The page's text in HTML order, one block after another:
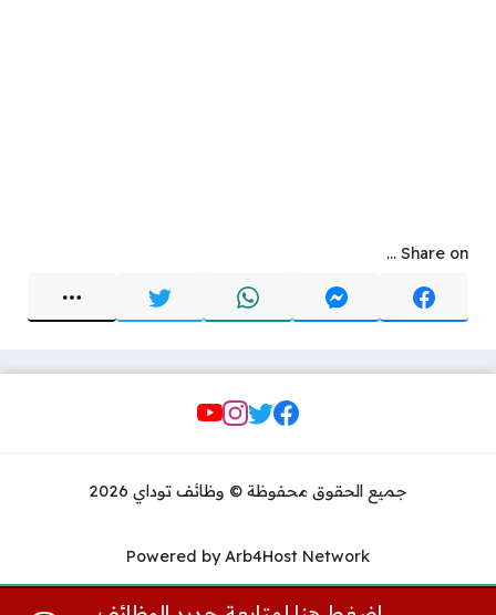
Share on ...
Social Links
جميع الحقوق محفوظة © وظائف توداي 2026
Powered by Arb4Host Network